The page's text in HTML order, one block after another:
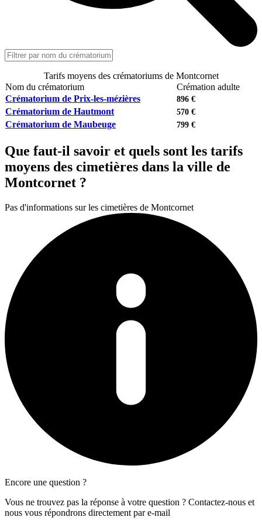
Tarifs moyens des crématoriums de Montcornet
Nom du crématorium
Crémation adulte
Crématorium de Prix-les-mézières
896 €
Crématorium de Hautmont 570 €
Crématorium de Maubeuge 799 €
Que faut-il savoir et quels sont les tarifs
moyens des cimetières dans la ville de
Montcornet ?
Pas d'informations sur les cimetières de Montcornet
Encore une question ?
Vous ne trouvez pas la réponse à votre question ? Contactez-nous et
nous vous répondrons directement par e-mail